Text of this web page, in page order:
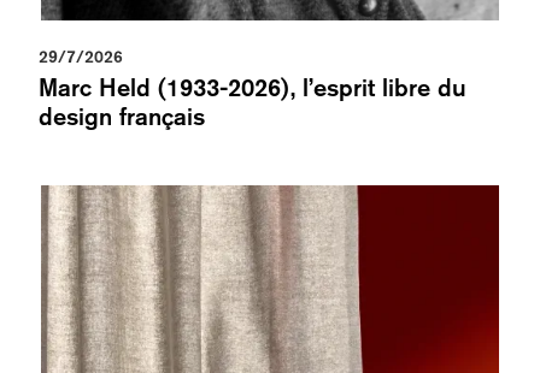
29/7/2026
Marc Held (1933-2026), l’esprit libre du
design français